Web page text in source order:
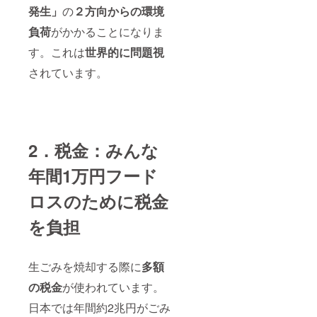
発生」 の２方向からの環境
負荷がかかることになりま
す。これは世界的に問題視
されています。
2．税金：みんな
年間1万円フード
ロスのために税金
を負担
生ごみを焼却する際に多額
の税金が使われています。
日本では年間約2兆円がごみ